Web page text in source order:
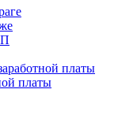
платы
платы